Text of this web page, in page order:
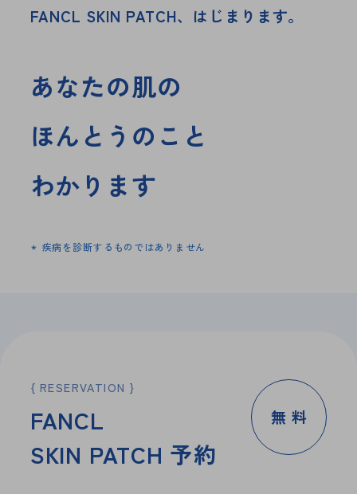
FANCL SKIN PATCH、はじまります。
あなたの肌の
ほんとうのこと
わかります
* 疾病を診断するものではありません
RESERVATION
FANCL
SKIN PATCH 予約
無 料